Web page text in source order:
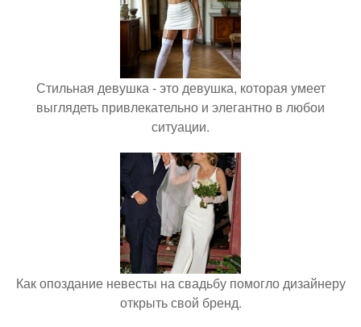
Стильная девушка - это девушка, которая умеет
выглядеть привлекательно и элегантно в любои
ситуации.
Как опоздание невесты на свадьбу помогло дизайнеру
открыть свой бренд.